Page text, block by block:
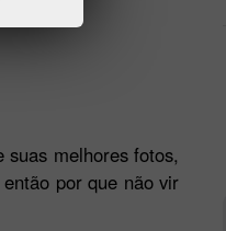
melhores fotos,
por que não vir